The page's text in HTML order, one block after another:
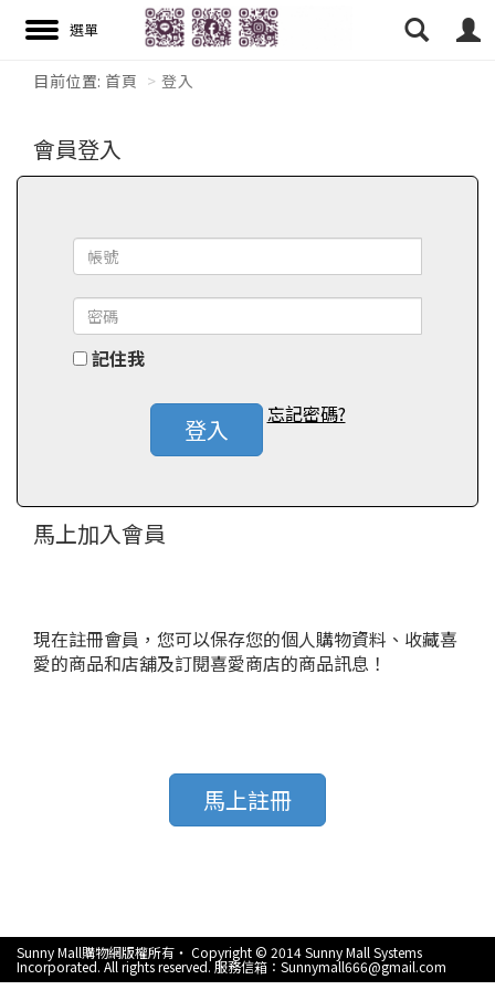
目前位置: 首頁 登入
會員登入
記住我
登入
忘記密碼?
馬上加入會員
現在註冊會員，您可以保存您的個人購物資料、收藏喜
愛的商品和店舖及訂閱喜愛商店的商品訊息！
馬上註冊
Sunny Mall購物網版權所有‧ Copyright © 2014 Sunny Mall Systems
Incorporated. All rights reserved. 服務信箱：Sunnymall666@gmail.com